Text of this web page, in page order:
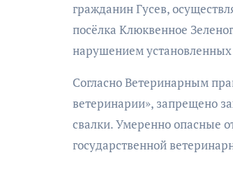
гражданин Гусев,
посёлка Клюквенное
нарушением
Согласно Ветеринарным
ветеринарии», запрещено
свалки. Умеренно опасные
государственной